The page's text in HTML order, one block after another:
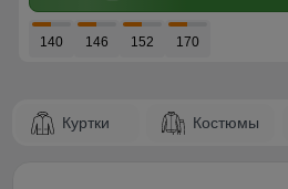
140 146 152 170
Куртки Костюмы